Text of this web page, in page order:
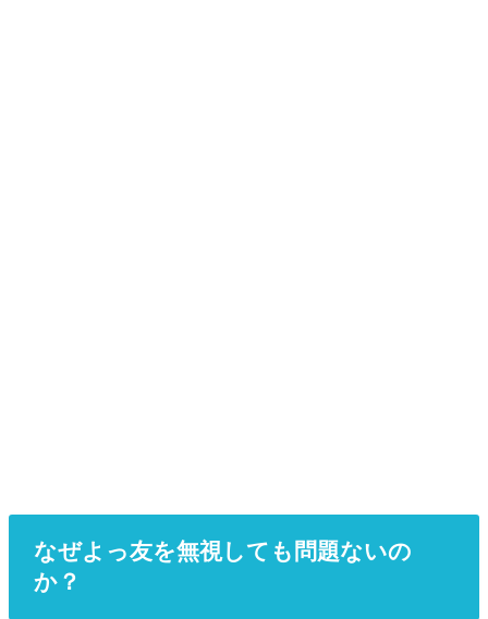
なぜよっ友を無視しても問題ないの
か？